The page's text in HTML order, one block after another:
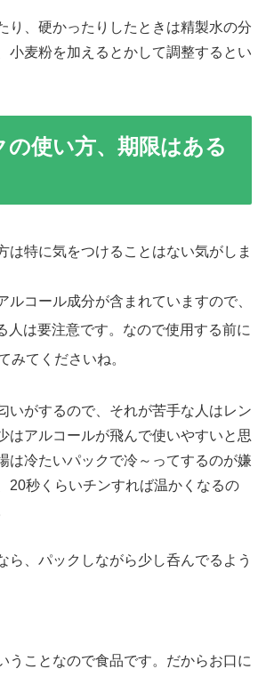
り、硬かったりしたときは精製水の分
小麦粉を加えるとかして調整するとい
の使い方、期限はある
は特に気をつけることはない気がしま
ルコール成分が含まれていますので、
人は要注意です。なので使用する前に
みてくださいね。
いがするので、それが苦手な人はレン
はアルコールが飛んで使いやすいと思
は冷たいパックで冷～ってするのが嫌
20秒くらいチンすれば温かくなるの
ら、パックしながら少し呑んでるよう
うことなので食品です。だからお口に